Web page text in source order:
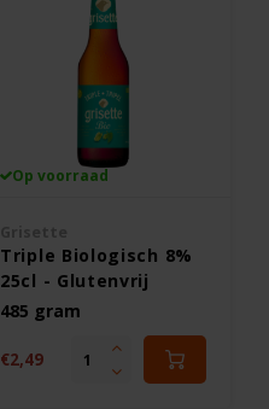
Op voorraad
Triple Biologisch 8%
25cl - Glutenvrij
485 gram
€2,49